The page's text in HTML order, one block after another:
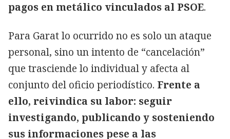
pagos en metálico vinculados al PSOE.
Para Garat lo ocurrido no es solo un ataque
personal, sino un intento de “cancelación”
que trasciende lo individual y afecta al
conjunto del oficio periodístico. Frente a
ello, reivindica su labor: seguir
investigando, publicando y sosteniendo
sus informaciones pese a las